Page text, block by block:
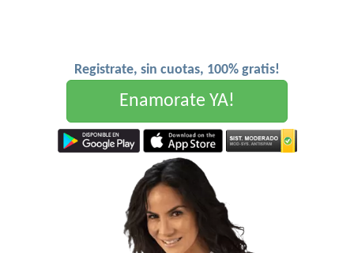
Registrate, sin cuotas, 100% gratis!
Enamorate YA!